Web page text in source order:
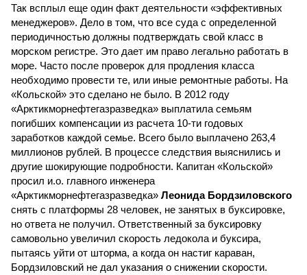
Так всплыл еще один факт деятельности «эффективных
менеджеров». Дело в том, что все суда с определенной
периодичностью должны подтверждать свой класс в
морском регистре. Это дает им право легально работать в
море. Часто после проверок для продления класса
необходимо провести те, или иные ремонтные работы. На
«Кольской» это сделано не было. В 2012 году
«Арктикморнефтегазразведка» выплатила семьям
погибших компенсации из расчета 10-ти годовых
заработков каждой семье. Всего было выплачено 263,4
миллионов рублей. В процессе следствия выяснились и
другие шокирующие подробности. Капитан «Кольской»
просил и.о. главного инженера
«Арктикморнефтегазразведка» Леонида Бордзиловского
снять с платформы 28 человек, не занятых в буксировке,
но ответа не получил. Ответственный за буксировку
самовольно увеличил скорость ледокола и буксира,
пытаясь уйти от шторма, а когда он настиг караван,
Бордзиловский не дал указания о снижении скорости.